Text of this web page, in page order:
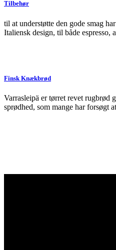
Tilbehør
til at understøtte den gode smag
Italiensk design, til både espresso,
Finsk Knækbrød
Varrasleipä er tørret revet rugbrød
sprødhed, som mange har forsøgt